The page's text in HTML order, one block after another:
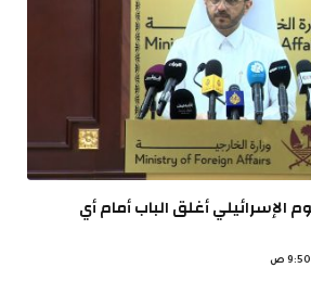
الإسرائيلي أغلق الباب أمام أي